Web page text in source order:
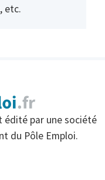
etc.
édité par une société
du Pôle Emploi.